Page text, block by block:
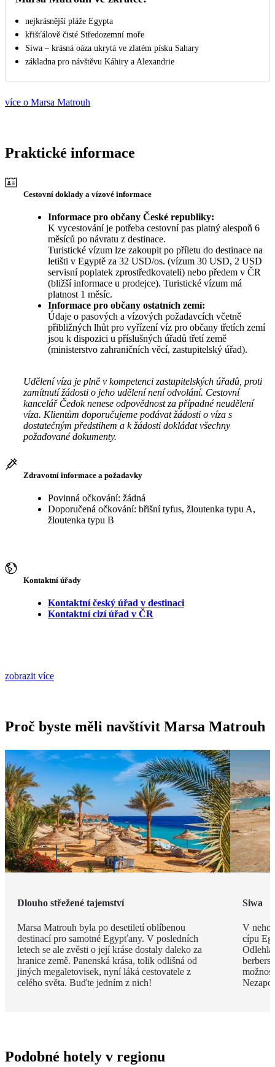
nejkrásnější pláže Egypta
křišťálově čisté Středozemní moře
Siwa – krásná oáza ukrytá ve zlatém písku Sahary
základna pro návštěvu Káhiry a Alexandrie
více o Marsa Matrouh
Praktické informace
Cestovní doklady a vízové informace
Informace pro občany České republiky:
K vycestování je potřeba cestovní pas platný alespoň 6
měsíců po návratu z destinace.
Turistické vízum lze zakoupit po příletu do destinace na
letišti v Egyptě za 32 USD/os. (vízum 30 USD, 2 USD
servisní poplatek zprostředkovateli) nebo předem v ČR
(bližší informace u prodejce). Turistické vízum má
platnost 1 měsíc.
Informace pro občany ostatních zemí:
Údaje o pasových a vízových požadavcích včetně
přibližných lhůt pro vyřízení víz pro občany třetích zemí
jsou k dispozici u příslušných úřadů třetí země
(ministerstvo zahraničních věcí, zastupitelský úřad).
Udělení víza je plně v kompetenci zastupitelských úřadů, proti
zamítnutí žádosti o jeho udělení není odvolání. Cestovní
kancelář Čedok nenese odpovědnost za případné neudělení
víza. Klientům doporučujeme podávat žádosti o víza s
dostatečným předstihem a k žádosti dokládat všechny
požadované dokumenty.
Zdravotní informace a požadavky
Povinná očkování: žádná
Doporučená očkování: břišní tyfus, žloutenka typu A,
žloutenka typu B
Kontaktní úřady
Kontaktní český úřad v destinaci
Kontaktní cizí úřad v ČR
zobrazit více
Proč byste měli navštívit Marsa Matrouh
Dlouho střežené tajemství
Marsa Matrouh byla po desetiletí oblíbenou
destinací pro samotné Egypťany. V posledních
letech se ale zvěsti o její kráse dostaly daleko za
hranice země. Panenská krása, tolik odlišná od
jiných megaletovisek, nyní láká cestovatele z
celého světa. Buďte jedním z nich!
Siwa
V
cípu
Odlehlá
Podobné hotely v regionu